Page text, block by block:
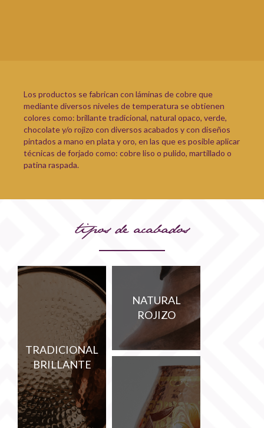
Los productos se fabrican con láminas de cobre que
mediante diversos niveles de temperatura se obtienen
colores como: brillante tradicional, natural opaco, verde,
chocolate y/o rojizo con diversos acabados y con diseños
pintados a mano en plata y oro, en las que es posible aplicar
técnicas de forjado como: cobre liso o pulido, martillado o
patina raspada.
tipos de acabados
TRADICIONAL
BRILLANTE
NATURAL
ROJIZO